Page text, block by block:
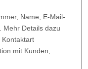
Name, E-Mail-
Mehr Details dazu
Kontaktart
mit Kunden,